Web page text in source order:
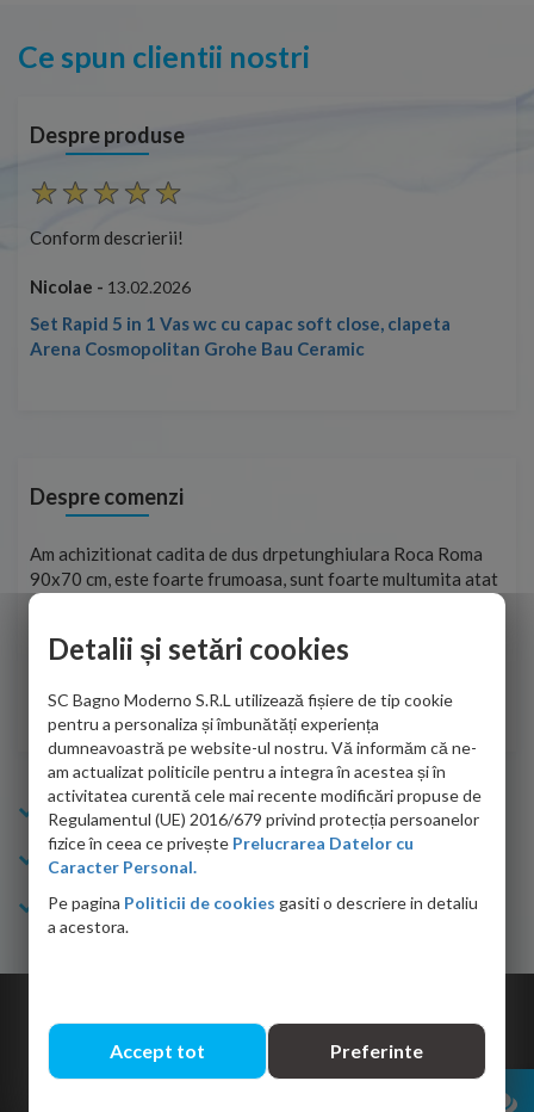
Ce spun clientii nostri
Despre produse
Conform descrierii!
Nicolae - 13.02.2026
Set Rapid 5 in 1 Vas wc cu capac soft close, clapeta
Arena Cosmopolitan Grohe Bau Ceramic
Despre comenzi
Am achizitionat cadita de dus drpetunghiulara Roca Roma
90x70 cm, este foarte frumoasa, sunt foarte multumita atat
de personalul firmei dvs. cu care am colaborat in obtinerea
adus coletul in siguranta.Numai bine, va doresc!
Sofrone Viviana -28.07.2026
Info Bagno
Cumparaturi
Suport clienti
Detalii și setări cookies
SC Bagno Moderno S.R.L utilizează fișiere de tip cookie
pentru a personaliza și îmbunătăți experiența
dumneavoastră pe website-ul nostru. Vă informăm că ne-
am actualizat politicile pentru a integra în acestea și în
activitatea curentă cele mai recente modificări propuse de
Regulamentul (UE) 2016/679 privind protecția persoanelor
fizice în ceea ce privește Prelucrarea Datelor cu
Caracter Personal.
Pe pagina Politicii de cookies gasiti o descriere in detaliu
a acestora.
Accept tot Preferinte